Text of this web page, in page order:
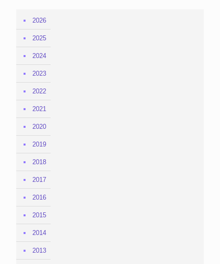
2026
2025
2024
2023
2022
2021
2020
2019
2018
2017
2016
2015
2014
2013